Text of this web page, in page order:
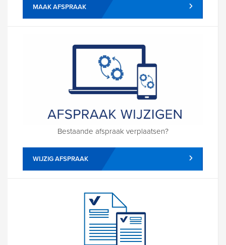
MAAK AFSPRAAK
Bestaande afspraak verplaatsen?
WIJZIG AFSPRAAK